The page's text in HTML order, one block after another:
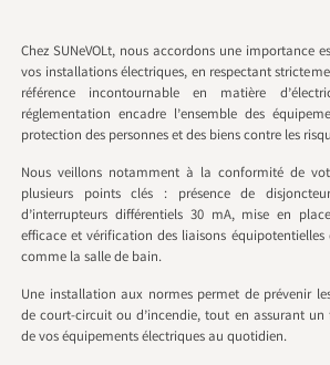
Chez SUNeVOLt, nous accordons une importance
vos installations électriques, en respectant
référence incontournable en matière
réglementation encadre l’ensemble des
protection des personnes et des biens contre les
Nous veillons notamment à la conformité de
plusieurs points clés : présence de
d’interrupteurs différentiels 30 mA, mise en
efficace et vérification des liaisons équipotentielles
comme la salle de bain.
Une installation aux normes permet de prévenir
de court-circuit ou d’incendie, tout en assurant
de vos équipements électriques au quotidien.